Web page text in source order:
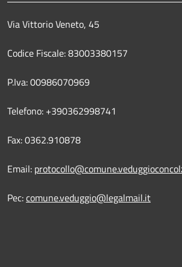
Via Vittorio Veneto, 45
Codice Fiscale: 83003380157
P.Iva: 00986070969
Telefono: +390362998741
Fax: 0362.910878
Email:
Pec:comune.veduggio@legalmail.it